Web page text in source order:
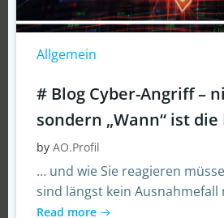
Allgemein
# Blog Cyber-Angriff –
sondern „Wann“ ist
by AO.Profil
… und wie Sie reagieren
sind längst kein
Read more